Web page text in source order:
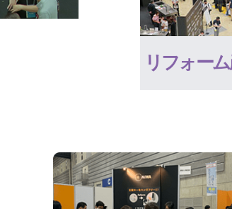
リフォー